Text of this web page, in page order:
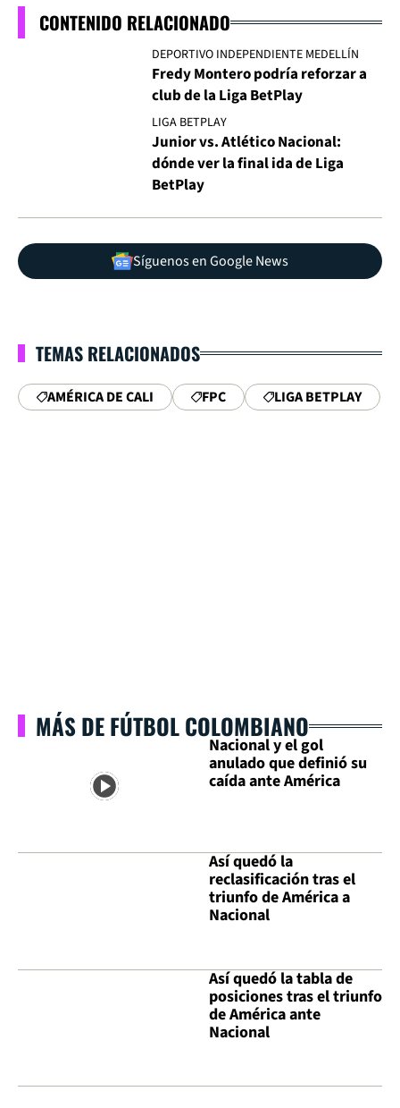
CONTENIDO RELACIONADO
DEPORTIVO INDEPENDIENTE MEDELLÍN
Fredy Montero podría reforzar a
club de la Liga BetPlay
LIGA BETPLAY
Junior vs. Atlético Nacional:
dónde ver la final ida de Liga
BetPlay
Síguenos en Google News
TEMAS RELACIONADOS
AMÉRICA DE CALI FPC LIGA BETPLAY
MÁS DE FÚTBOL COLOMBIANO
Nacional y el gol
anulado que definió su
caída ante América
Así quedó la
reclasificación tras el
triunfo de América a
Nacional
Así quedó la tabla de
posiciones tras el triunfo
de América ante
Nacional